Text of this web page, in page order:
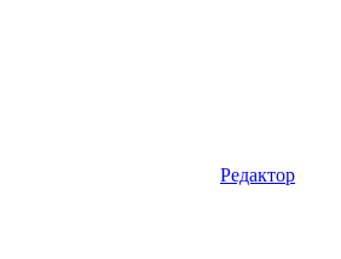
Редактор